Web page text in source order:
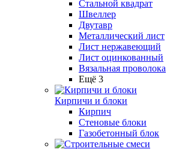
Стальной квадрат
Швеллер
Двутавр
Металлический лист
Лист нержавеющий
Лист оцинкованный
Вязальная проволока
Ещё 3
Кирпичи и блоки
Кирпич
Стеновые блоки
Газобетонный блок